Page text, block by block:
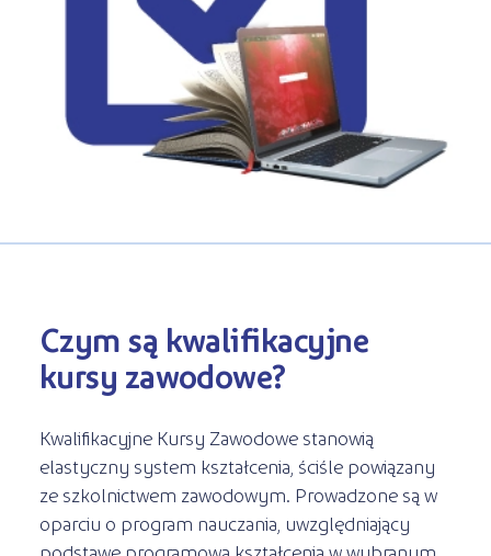
Kursy stacjonarne
s STREFA SŁUCHACZA
Czym są kwalifikacyjne
kursy zawodowe?
Kwalifikacyjne Kursy Zawodowe stanowią
elastyczny system kształcenia, ściśle powiązany
ze szkolnictwem zawodowym. Prowadzone są w
oparciu o program nauczania, uwzględniający